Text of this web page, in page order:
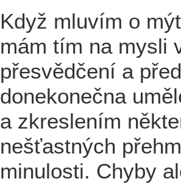
Když mluvím o
mám tím na mysli
přesvědčení a
donekonečna
a zkreslením
nešťastných
minulosti. Chyby